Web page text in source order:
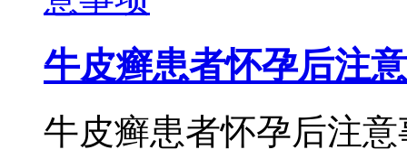
牛皮癣患者怀孕后注意
牛皮癣患者怀孕后注